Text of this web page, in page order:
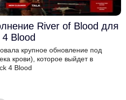
River of Blood для
Blood
крупное обновление под
крови), которое выйдет в
4 Blood